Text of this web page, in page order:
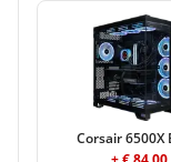
Corsair 6500X